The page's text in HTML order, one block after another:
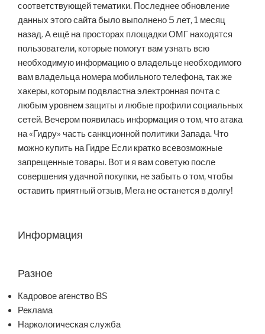
соответствующей тематики. Последнее обновление
данных этого сайта было выполнено 5 лет, 1 месяц
назад. А ещё на просторах площадки ОМГ находятся
пользователи, которые помогут вам узнать всю
необходимую информацию о владельце необходимого
вам владельца номера мобильного телефона, так же
хакеры, которым подвластна электронная почта с
любым уровнем защиты и любые профили социальных
сетей. Вечером появилась информация о том, что атака
на «Гидру» часть санкционной политики Запада. Что
можно купить на Гидре Если кратко всевозможные
запрещенные товары. Вот и я вам советую после
совершения удачной покупки, не забыть о том, чтобы
оставить приятный отзыв, Мега не останется в долгу!
Информация
Разное
Кадровое агенство BS
Реклама
Наркологическая служба